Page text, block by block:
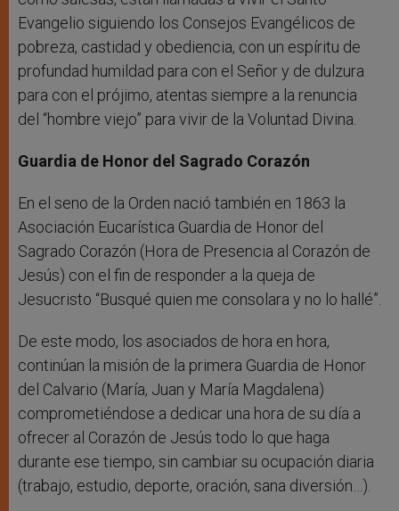
Evangelio siguiendo los Consejos Evangélicos de
pobreza, castidad y obediencia, con un espíritu de
profundad humildad para con el Señor y de dulzura
para con el prójimo, atentas siempre a la renuncia
del “hombre viejo” para vivir de la Voluntad Divina.
Guardia de Honor del Sagrado Corazón
En el seno de la Orden nació también en 1863 la
Asociación Eucarística Guardia de Honor del
Sagrado Corazón (Hora de Presencia al Corazón de
Jesús) con el fin de responder a la queja de
Jesucristo “Busqué quien me consolara y no lo hallé”.
De este modo, los asociados de hora en hora,
continúan la misión de la primera Guardia de Honor
del Calvario (María, Juan y María Magdalena)
comprometiéndose a dedicar una hora de su día a
ofrecer al Corazón de Jesús todo lo que haga
durante ese tiempo, sin cambiar su ocupación diaria
(trabajo, estudio, deporte, oración, sana diversión…).